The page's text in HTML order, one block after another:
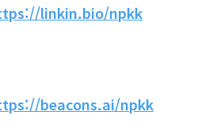
linkin.bio/npkk
beacons.ai/npkk